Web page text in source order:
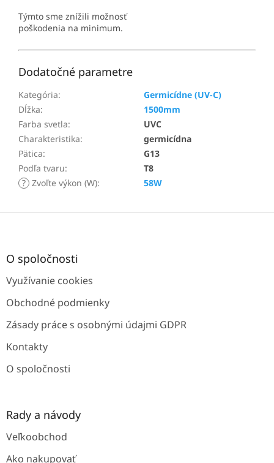
Týmto sme znížili možnosť
poškodenia na minimum.
Dodatočné parametre
Kategória:
Germicídne (UV-C)
Dĺžka:
1500mm
Farba svetla:
UVC
Charakteristika:
germicídna
Pätica:
G13
Podľa tvaru:
T8
? Zvoľte výkon (W): 58W
Z
O spoločnosti
Využívanie cookies
Obchodné podmienky
Zásady práce s osobnými údajmi GDPR
Kontakty
O spoločnosti
Rady a návody
Veľkoobchod
Ako nakupovať